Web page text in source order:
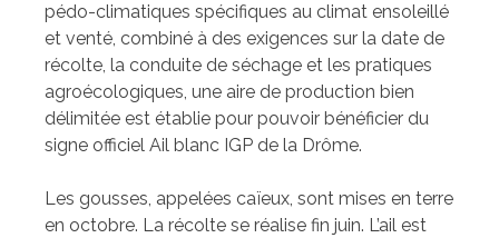
pédo-climatiques spécifiques au climat ensoleillé
et venté, combiné à des exigences sur la date de
récolte, la conduite de séchage et les pratiques
agroécologiques, une aire de production bien
délimitée est établie pour pouvoir bénéficier du
signe officiel Ail blanc IGP de la Drôme.
Les gousses, appelées caïeux, sont mises en terre
en octobre. La récolte se réalise fin juin. L’ail est